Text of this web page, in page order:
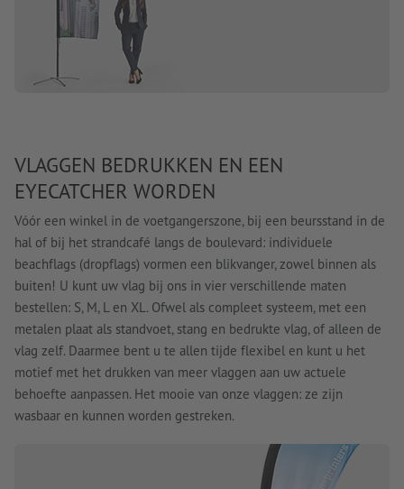
VLAGGEN BEDRUKKEN EN EEN
EYECATCHER WORDEN
Vóór een winkel in de voetgangerszone, bij een beursstand in de
hal of bij het strandcafé langs de boulevard: individuele
beachflags (dropflags) vormen een blikvanger, zowel binnen als
buiten! U kunt uw vlag bij ons in vier verschillende maten
bestellen: S, M, L en XL. Ofwel als compleet systeem, met een
metalen plaat als standvoet, stang en bedrukte vlag, of alleen de
vlag zelf. Daarmee bent u te allen tijde flexibel en kunt u het
motief met het drukken van meer vlaggen aan uw actuele
behoefte aanpassen. Het mooie van onze vlaggen: ze zijn
wasbaar en kunnen worden gestreken.